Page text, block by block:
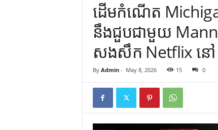
ដើមកំណើត
នឹងជួបជាមួយ
សងសឹក Netflix នៅ
By Admin- May 8, 2026 15 0